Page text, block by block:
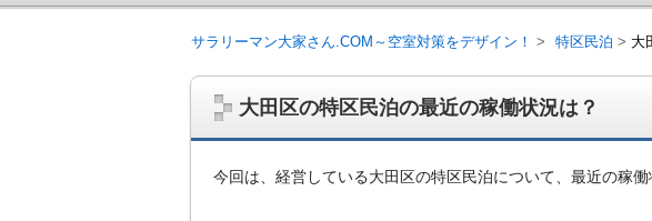
大田区の特区民泊の最近の稼働状況は？
今回は、経営している大田区の特区民泊について、最近の稼働
サラリーマン大家さん.COM～空室対策をデザイン！ 特区民泊 大